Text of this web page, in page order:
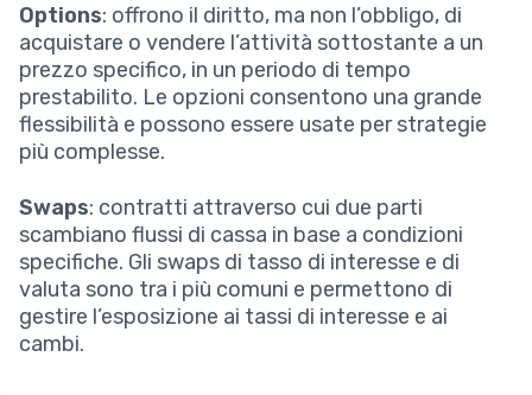
Options: offrono il diritto, ma non l’obbligo, di
acquistare o vendere l’attività sottostante a un
prezzo specifico, in un periodo di tempo
prestabilito. Le opzioni consentono una grande
flessibilità e possono essere usate per strategie
più complesse.
Swaps: contratti attraverso cui due parti
scambiano flussi di cassa in base a condizioni
specifiche. Gli swaps di tasso di interesse e di
valuta sono tra i più comuni e permettono di
gestire l’esposizione ai tassi di interesse e ai
cambi.